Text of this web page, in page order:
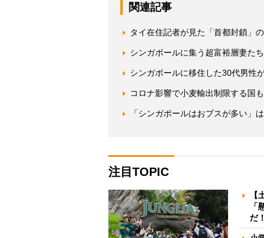
関連記事
タイ在住記者が見た「首都封鎖」
シンガポールに集う超富裕層妻た
シンガポールに移住した30代男性
コロナ影響で小麦輸出制限する国
「シンガポールはおブスが多い
注目TOPIC
だ